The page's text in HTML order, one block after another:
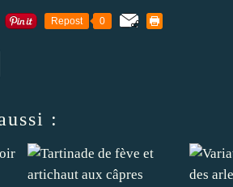
Repost 0
: